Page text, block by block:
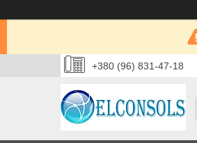
+380 (96) 831-47-18